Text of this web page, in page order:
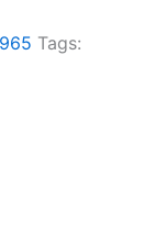
Tags: